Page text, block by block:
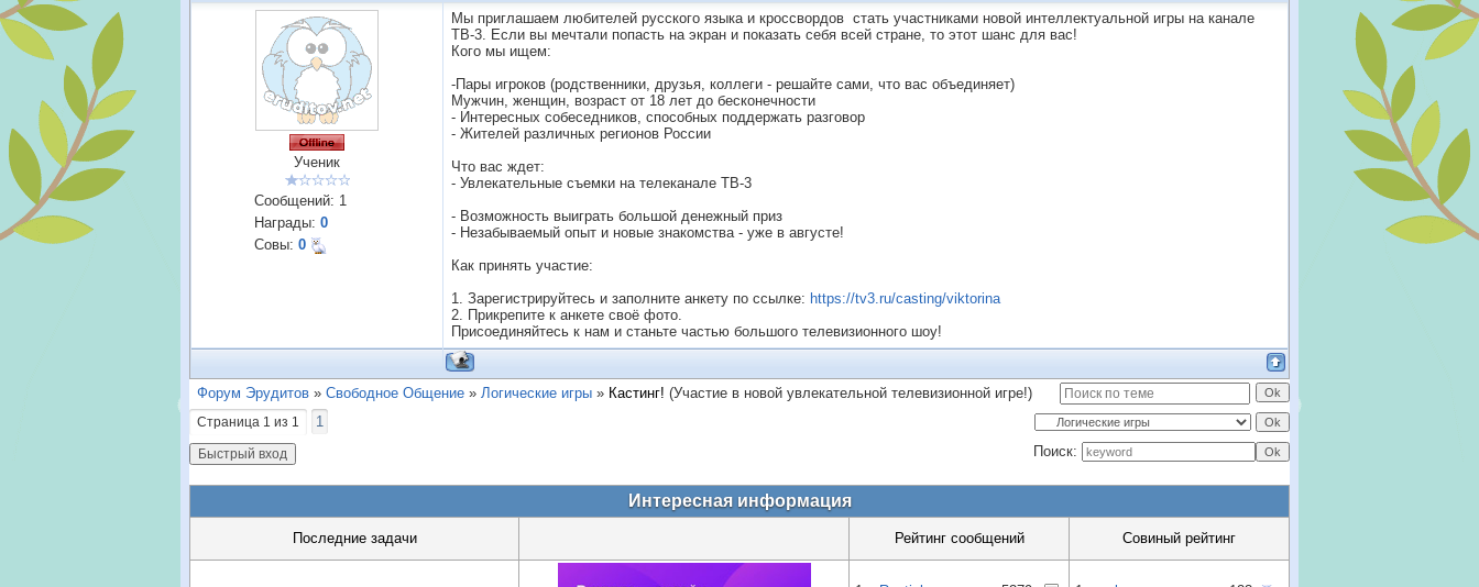
Ученик
Сообщений: 1
Награды: 0
Совы: 0
Мы приглашаем любителей русского языка и кроссвордов стать участниками новой интеллектуальной игры на канале
ТВ-3. Если вы мечтали попасть на экран и показать себя всей стране, то этот шанс для вас!
Кого мы ищем:
-Пары игроков (родственники, друзья, коллеги - решайте сами, что вас объединяет)
Мужчин, женщин, возраст от 18 лет до бесконечности
- Интересных собеседников, способных поддержать разговор
- Жителей различных регионов России
Что вас ждет:
- Увлекательные съемки на телеканале ТВ-3
- Возможность выиграть большой денежный приз
- Незабываемый опыт и новые знакомства - уже в августе!
Как принять участие:
1. Зарегистрируйтесь и заполните анкету по ссылке: https://tv3.ru/casting/viktorina
2. Прикрепите к анкете своё фото.
Присоединяйтесь к нам и станьте частью большого телевизионного шоу!
Форум Эрудитов » Свободное Общение » Логические игры » Кастинг! (Участие в новой увлекательной телевизионной игре!)
Страница 1 из 1
1
Поиск:
Интересная информация
Последние задачи Рейтинг сообщений Совиный рейтинг